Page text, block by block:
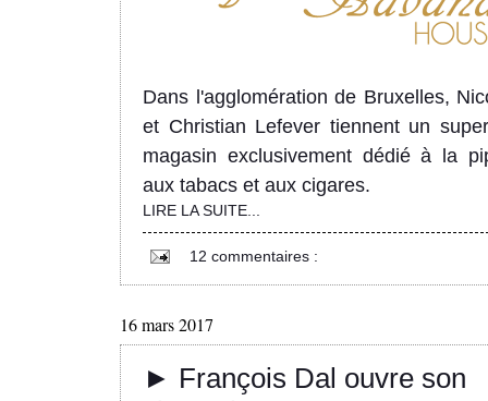
Dans l'agglomération de Bruxelles,
et Christian Lefever tiennent un
magasin exclusivement dédié à la
aux tabacs et aux cigares.
LIRE LA SUITE...
12 commentaires :
16 mars 2017
► François Dal ouvre son